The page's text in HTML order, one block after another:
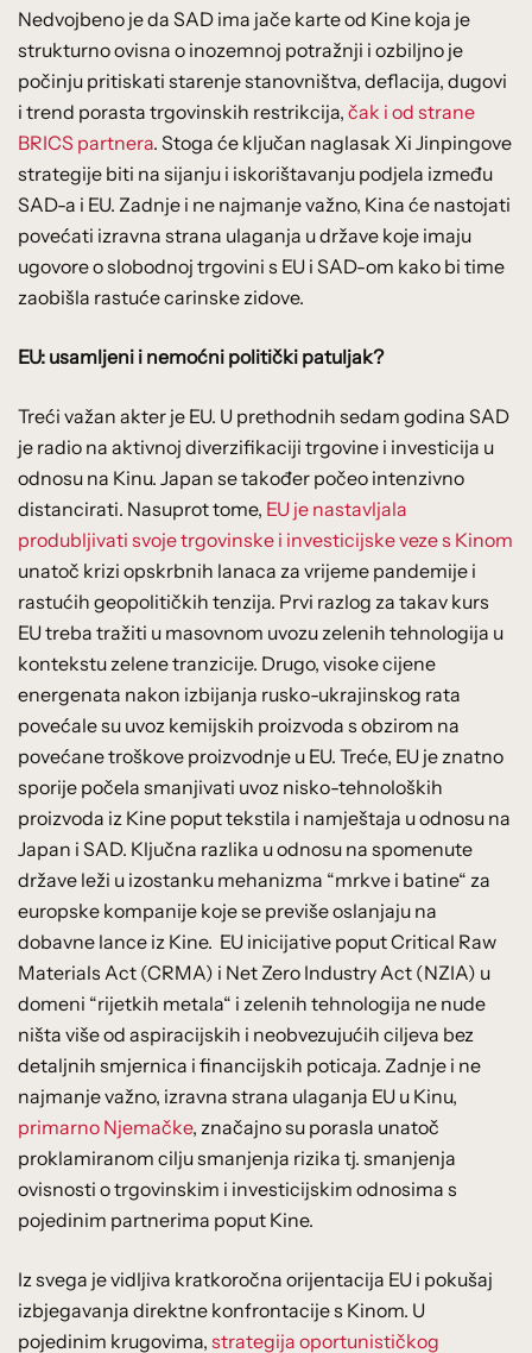
Nedvojbeno je da SAD ima jače karte od Kine koja je
strukturno ovisna o inozemnoj potražnji i ozbiljno je
počinju pritiskati starenje stanovništva, deflacija, dugovi
i trend porasta trgovinskih restrikcija, čak i od strane
BRICS partnera. Stoga će ključan naglasak Xi Jinpingove
strategije biti na sijanju i iskorištavanju podjela između
SAD-a i EU. Zadnje i ne najmanje važno, Kina će nastojati
povećati izravna strana ulaganja u države koje imaju
ugovore o slobodnoj trgovini s EU i SAD-om kako bi time
zaobišla rastuće carinske zidove.
EU: usamljeni i nemoćni politički patuljak?
Treći važan akter je EU. U prethodnih sedam godina SAD
je radio na aktivnoj diverzifikaciji trgovine i investicija u
odnosu na Kinu. Japan se također počeo intenzivno
distancirati. Nasuprot tome, EU je nastavljala
produbljivati svoje trgovinske i investicijske veze s Kinom
unatoč krizi opskrbnih lanaca za vrijeme pandemije i
rastućih geopolitičkih tenzija. Prvi razlog za takav kurs
EU treba tražiti u masovnom uvozu zelenih tehnologija u
kontekstu zelene tranzicije. Drugo, visoke cijene
energenata nakon izbijanja rusko-ukrajinskog rata
povećale su uvoz kemijskih proizvoda s obzirom na
povećane troškove proizvodnje u EU. Treće, EU je znatno
sporije počela smanjivati uvoz nisko-tehnoloških
proizvoda iz Kine poput tekstila i namještaja u odnosu na
Japan i SAD. Ključna razlika u odnosu na spomenute
države leži u izostanku mehanizma “mrkve i batine“ za
europske kompanije koje se previše oslanjaju na
dobavne lance iz Kine. EU inicijative poput Critical Raw
Materials Act (CRMA) i Net Zero Industry Act (NZIA) u
domeni “rijetkih metala“ i zelenih tehnologija ne nude
ništa više od aspiracijskih i neobvezujućih ciljeva bez
detaljnih smjernica i financijskih poticaja. Zadnje i ne
najmanje važno, izravna strana ulaganja EU u Kinu,
primarno Njemačke, značajno su porasla unatoč
proklamiranom cilju smanjenja rizika tj. smanjenja
ovisnosti o trgovinskim i investicijskim odnosima s
pojedinim partnerima poput Kine.
Iz svega je vidljiva kratkoročna orijentacija EU i pokušaj
izbjegavanja direktne konfrontacije s Kinom. U
pojedinim krugovima, strategija oportunističkog